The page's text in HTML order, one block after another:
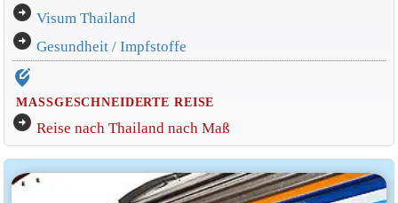
arrow_circle_right Visum Thailand
arrow_circle_right Gesundheit / Impfstoffe
edit_location_alt
MASSGESCHNEIDERTE REISE
arrow_circle_right Reise nach Thailand nach Maß